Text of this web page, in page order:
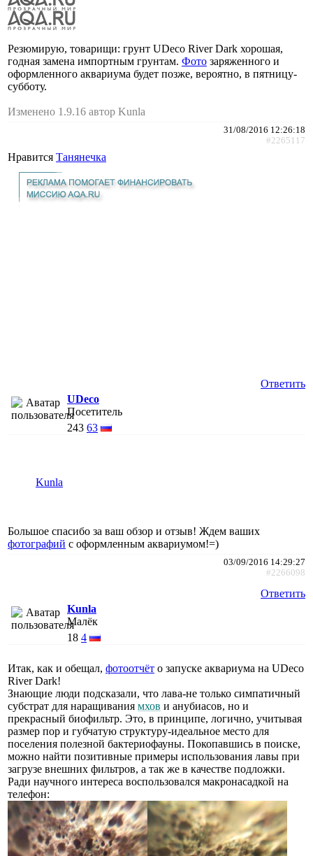
Резюмирую, товарищи: грунт UDeco River Dark хорошая,
годная замена импортным грунтам. Фото заряженного и
оформленного аквариума будет позже, вероятно, в пятницу-
субботу.
Изменено 1.9.16 автор Kunla
31/08/2016 12:26:18
#2265117
Нравится Танянечка
Ответить
UDeco
Посетитель
243 63
Kunla
Большое спасибо за ваш обзор и отзыв! Ждем ваших
фотографий с оформленным аквариумом!=)
03/09/2016 14:29:27
#2266098
Ответить
Kunla
Малёк
18 4
Итак, как и обещал, фотоотчёт о запуске аквариума на UDeco
River Dark!
Знающие люди подсказали, что лава-не только симпатичный
субстрат для наращивания мхов и анубиасов, но и
прекрасный биофильтр. Это, в принципе, логично, учитывая
размер пор и губчатую структуру-идеальное место для
поселения полезной бактериофауны. Покопавшись в поиске,
можно найти позитивные примеры использования лавы при
загрузе внешних фильтров, а так же в качестве подложки.
Ради научного интереса воспользовался макронасадкой на
телефон: